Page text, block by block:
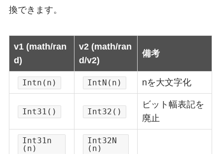
換できます。
v1 (math/ran
d)
v2 (math/ran
d/v2)
備考
Intn(n) IntN(n) nを大文字化
Int31() Int32()
ビット幅表記を
廃止
Int31n
(n)
Int32N
(n)